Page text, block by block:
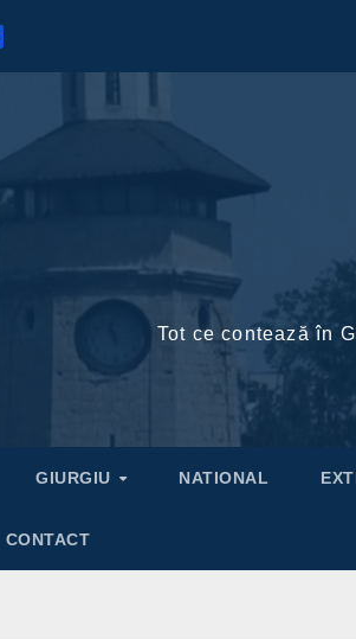
Tot ce contează în
GIURGIU NATIONAL
CONTACT